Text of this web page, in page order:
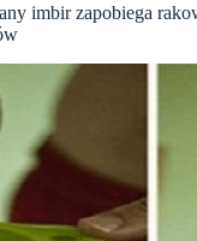
imbir zapobiega